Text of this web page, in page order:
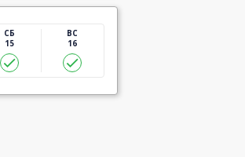
СБ
15
ВС
16